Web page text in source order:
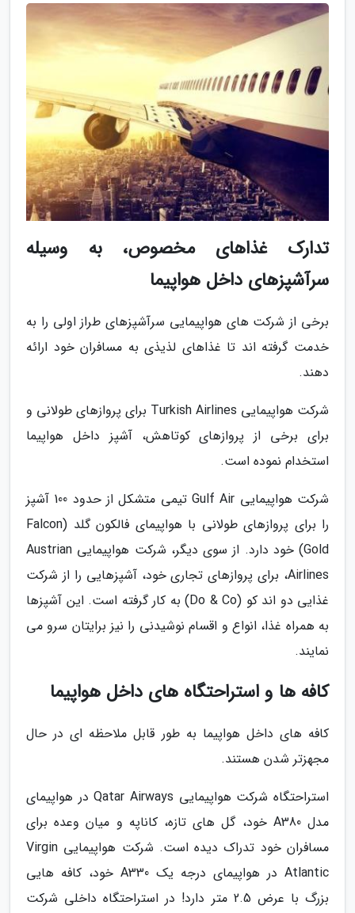
تدارک غذاهای مخصوص، به وسیله
سرآشپزهای داخل هواپیما
برخی از شرکت های هواپیمایی سرآشپزهای طراز اولی را به
خدمت گرفته اند تا غذاهای لذیذی به مسافران خود ارائه
دهند.
شرکت هواپیمایی Turkish Airlines برای پروازهای طولانی و
برای برخی از پروازهای کوتاهش، آشپز داخل هواپیما
استخدام نموده است.
شرکت هواپیمایی Gulf Air تیمی متشکل از حدود 100 آشپز
را برای پروازهای طولانی با هواپیمای فالکون گلد (Falcon
Gold) خود دارد. از سوی دیگر، شرکت هواپیمایی Austrian
Airlines، برای پروازهای تجاری خود، آشپزهایی را از شرکت
غذایی دو اند کو (Do & Co) به کار گرفته است. این آشپزها
به همراه غذا، انواع و اقسام نوشیدنی را نیز برایتان سرو می
نمایند.
کافه ها و استراحتگاه های داخل هواپیما
کافه های داخل هواپیما به طور قابل ملاحظه ای در حال
مجهزتر شدن هستند.
استراحتگاه شرکت هواپیمایی Qatar Airways در هواپیمای
مدل A380 خود، گل های تازه، کاناپه و میان وعده برای
مسافران خود تدراک دیده است. شرکت هواپیمایی Virgin
Atlantic در هواپیمای درجه یک A330 خود، کافه هایی
بزرگ با عرض 2.5 متر دارد! در استراحتگاه داخلی شرکت